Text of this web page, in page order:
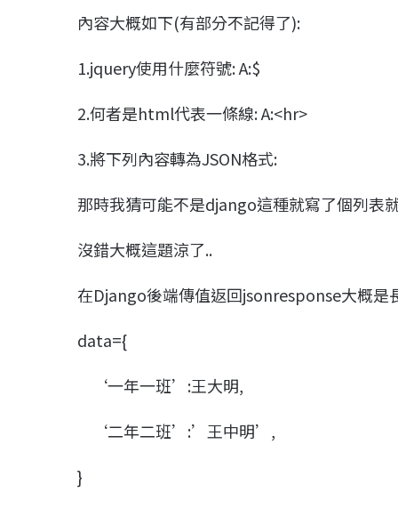
內容大概如下(有部分不記得了):
1.jquery使用什麼符號: A:$
2.何者是html代表一條線: A:<hr>
3.將下列內容轉為JSON格式:
那時我猜可能不是django這種就寫了個列表
沒錯大概這題涼了..
在Django後端傳值返回jsonresponse大概是
data={
‘一年一班’:王大明,
‘二年二班’:’王中明’,
}